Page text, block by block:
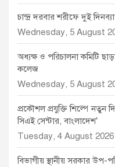
চান্দ্র দরবার শরীফে দুই
Wednesday, 5 August
অধ্যক্ষ ও পরিচালনা কমিটি
কলেজ
Wednesday, 5 August
প্রকৌশল প্রযুক্তি শিল্পে নতুন
সিএই সেন্টার, বাংলাদেশ’
Tuesday, 4 August 2026
বিভাগীয় স্থানীয় সরকার উপ-